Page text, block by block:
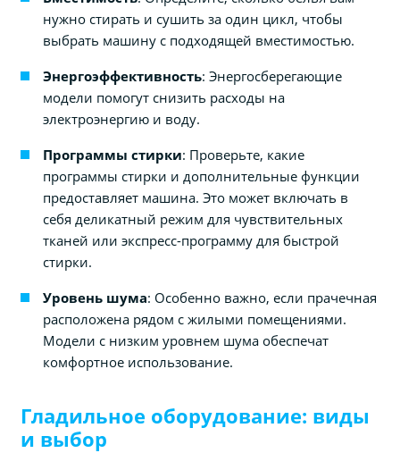
нужно стирать и сушить за один цикл, чтобы
выбрать машину с подходящей вместимостью.
Энергоэффективность: Энергосберегающие
модели помогут снизить расходы на
электроэнергию и воду.
Программы стирки: Проверьте, какие
программы стирки и дополнительные функции
предоставляет машина. Это может включать в
себя деликатный режим для чувствительных
тканей или экспресс-программу для быстрой
стирки.
Уровень шума: Особенно важно, если прачечная
расположена рядом с жилыми помещениями.
Модели с низким уровнем шума обеспечат
комфортное использование.
Гладильное оборудование: виды
и выбор